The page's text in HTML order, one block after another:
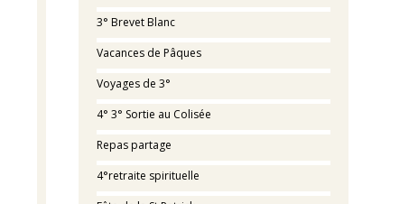
3° Brevet Blanc
Vacances de Pâques
Voyages de 3°
4° 3° Sortie au Colisée
Repas partage
4°retraite spirituelle